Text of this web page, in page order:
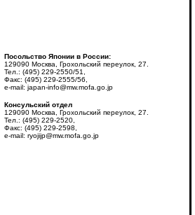
Посольство Японии в России:
129090 Москва, Грохольский переулок, 27.
Тел.: (495) 229-2550/51,
Факс: (495) 229-2555/56,
e-mail: japan-info@mw.mofa.go.jp
Консульский отдел
129090 Москва, Грохольский переулок, 27.
Тел.: (495) 229-2520,
Факс: (495) 229-2598,
e-mail: ryojijp@mw.mofa.go.jp